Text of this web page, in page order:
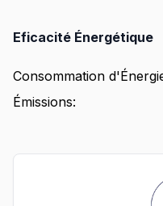
Eficacité Énergétique
Consommation
Émissions: